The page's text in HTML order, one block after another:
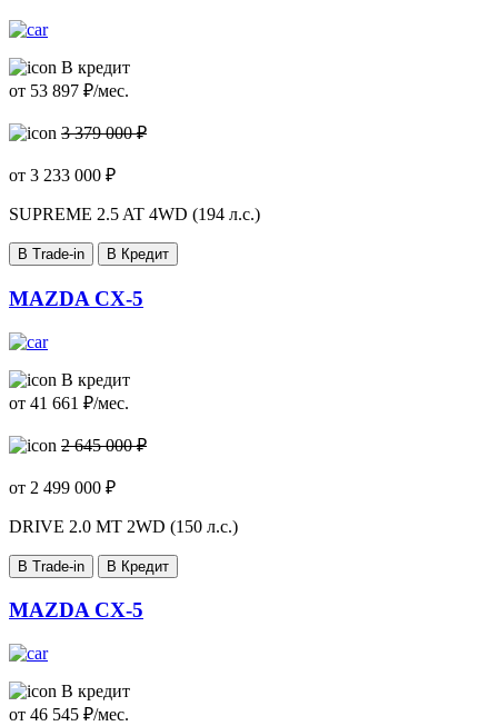
В кредит
от 53 897 ₽/мес.
3 379 000 ₽
от 3 233 000 ₽
SUPREME 2.5 AT 4WD (194 л.с.)
В Trade-in В Кредит
MAZDA CX-5
В кредит
от 41 661 ₽/мес.
2 645 000 ₽
от 2 499 000 ₽
DRIVE 2.0 MT 2WD (150 л.с.)
В Trade-in В Кредит
MAZDA CX-5
В кредит
от 46 545 ₽/мес.